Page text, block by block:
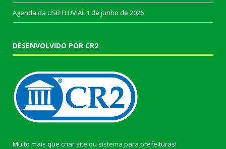
Agenda da USB FLUVIAL 1 de junho de 2026
DESENVOLVIDO POR CR2
Muito mais que criar site ou sistema para prefeituras!